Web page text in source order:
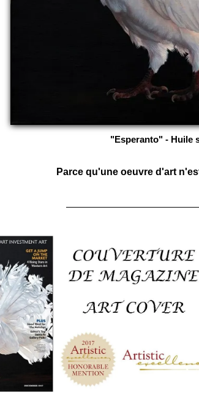
"Esperanto" - Huile
Parce qu'une oeuvre d'art